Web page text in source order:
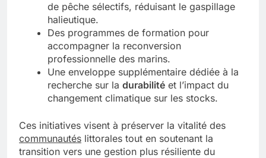
de pêche sélectifs, réduisant le gaspillage
halieutique.
Des programmes de formation pour
accompagner la reconversion
professionnelle des marins.
Une enveloppe supplémentaire dédiée à la
recherche sur la durabilité et l’impact du
changement climatique sur les stocks.
Ces initiatives visent à préserver la vitalité des
communautés littorales tout en soutenant la
transition vers une gestion plus résiliente du